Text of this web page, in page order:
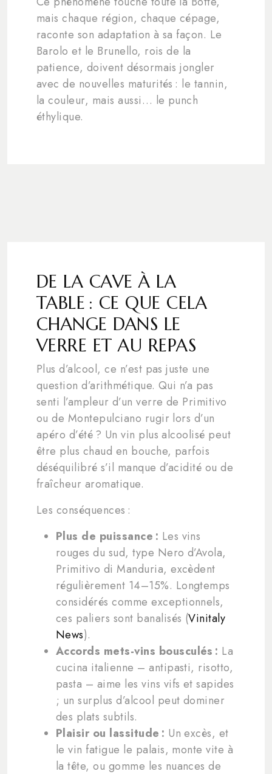
mais chaque région, chaque cépage,
raconte son adaptation à sa façon. Le
Barolo et le Brunello, rois de la
patience, doivent désormais jongler
avec de nouvelles maturités : le tannin,
la couleur, mais aussi… le punch
éthylique.
DE LA CAVE À LA
TABLE : CE QUE CELA
CHANGE DANS LE
VERRE ET AU REPAS
Plus d’alcool, ce n’est pas juste une
question d’arithmétique. Qui n’a pas
senti l’ampleur d’un verre de Primitivo
ou de Montepulciano rugir lors d’un
apéro d’été ? Un vin plus alcoolisé peut
être plus chaud en bouche, parfois
déséquilibré s’il manque d’acidité ou de
fraîcheur aromatique.
Les conséquences :
Plus de puissance : Les vins
rouges du sud, type Nero d’Avola,
Primitivo di Manduria, excèdent
régulièrement 14–15%. Longtemps
considérés comme exceptionnels,
ces paliers sont banalisés (Vinitaly
News).
Accords mets-vins bousculés : La
cucina italienne – antipasti, risotto,
pasta – aime les vins vifs et sapides
; un surplus d’alcool peut dominer
des plats subtils.
Plaisir ou lassitude : Un excès, et
le vin fatigue le palais, monte vite à
la tête, ou gomme les nuances de